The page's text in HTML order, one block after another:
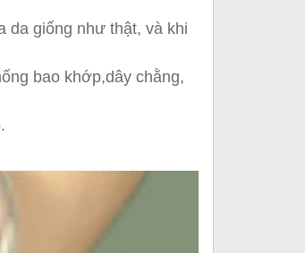
da giống như thật, và khi
bao khớp,dây chằng,